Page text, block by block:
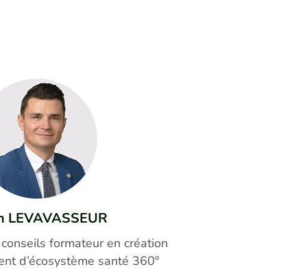
LEVAVASSEUR
formateur en création
d’écosystème santé 360°